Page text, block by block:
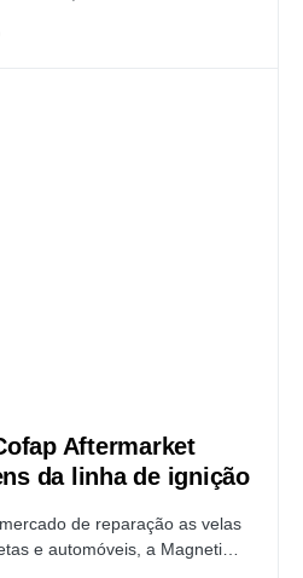
Aftermarket
da linha de ignição
de reparação as velas
e automóveis, a Magneti…